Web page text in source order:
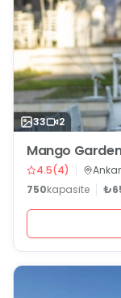
33 2
Mango
4.5(4)
750kapasite